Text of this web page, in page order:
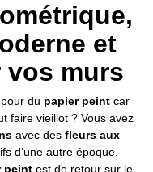
et
vos murs
du papier peintcar
faire vieillot ? Vous avez
avec des fleurs aux
d’une autre époque.
peint est de retour sur le